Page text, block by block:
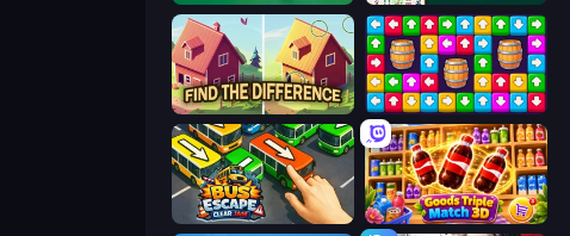
Find The Difference Tap Away Story
Bus Escape: Clear Jam Goods Triple Match 3D